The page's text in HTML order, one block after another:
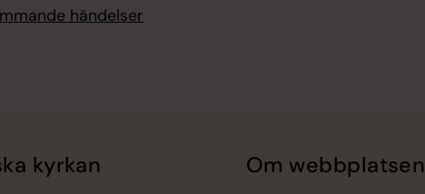
händelser
kyrkan Om webbplatsen